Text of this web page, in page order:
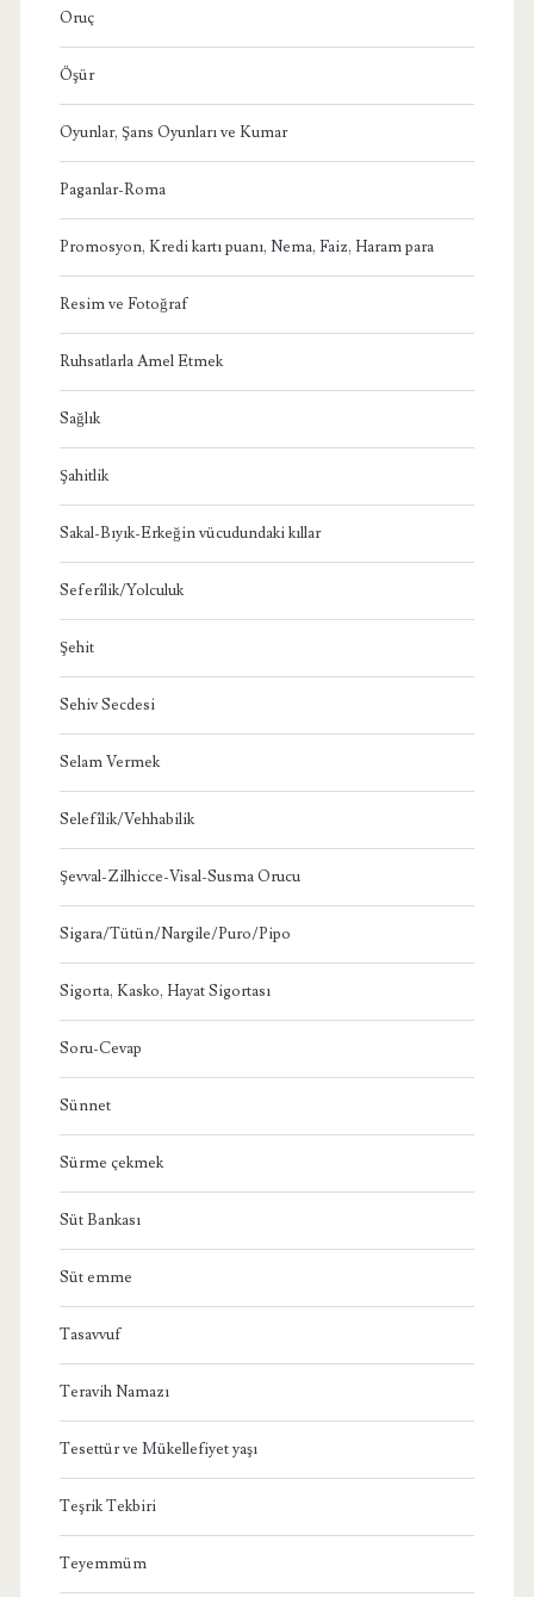
Oruç
Öşür
Oyunlar, Şans Oyunları ve Kumar
Paganlar-Roma
Promosyon, Kredi kartı puanı, Nema, Faiz, Haram para
Resim ve Fotoğraf
Ruhsatlarla Amel Etmek
Sağlık
Şahitlik
Sakal-Bıyık-Erkeğin vücudundaki kıllar
Seferîlik/Yolculuk
Şehit
Sehiv Secdesi
Selam Vermek
Selefîlik/Vehhabilik
Şevval-Zilhicce-Visal-Susma Orucu
Sigara/Tütün/Nargile/Puro/Pipo
Sigorta, Kasko, Hayat Sigortası
Soru-Cevap
Sünnet
Sürme çekmek
Süt Bankası
Süt emme
Tasavvuf
Teravih Namazı
Tesettür ve Mükellefiyet yaşı
Teşrik Tekbiri
Teyemmüm